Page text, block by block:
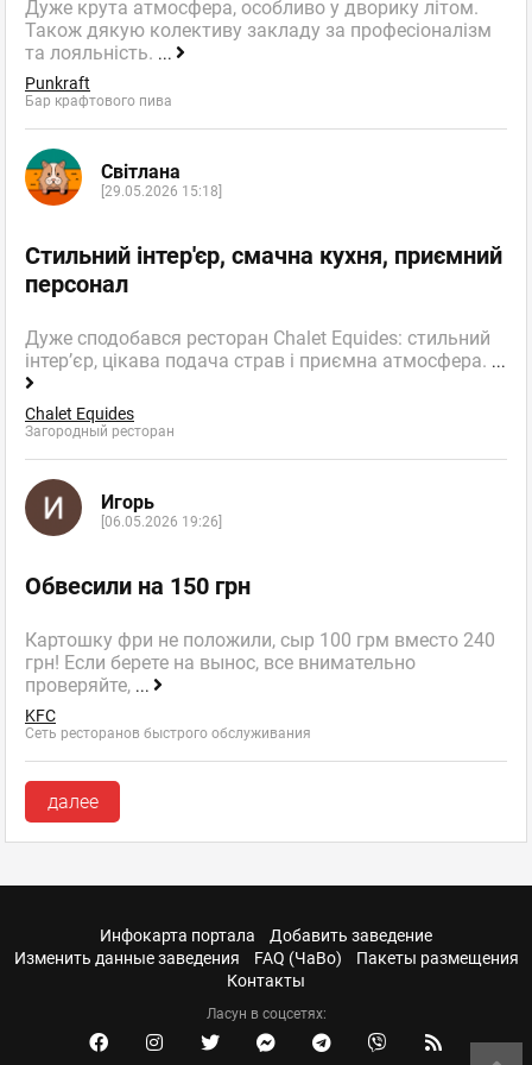
Дуже крута атмосфера, особливо у дворику літом.
Також дякую колективу закладу за професіоналізм
та лояльність. ...
Punkraft
Бар крафтового пива
Світлана
[29.05.2026 15:18]
Стильний інтер'єр, смачна кухня, приємний
персонал
Дуже сподобався ресторан Chalet Equides: стильний
інтер’єр, цікава подача страв і приємна атмосфера. ...
Chalet Equides
Загородный ресторан
Игорь
[06.05.2026 19:26]
Обвесили на 150 грн
Картошку фри не положили, сыр 100 грм вместо 240
грн! Если берете на вынос, все внимательно
проверяйте, ...
KFC
Сеть ресторанов быстрого обслуживания
далее
Инфокарта портала
Добавить заведение
Изменить данные заведения
FAQ (ЧаВо)
Пакеты размещения
Контакты
Ласун в соцсетях: